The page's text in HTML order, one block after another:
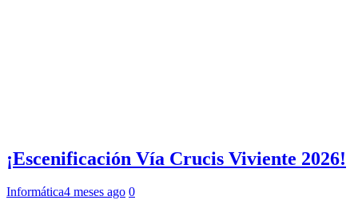
¡Escenificación Vía Crucis Viviente 2026!
Informática4 meses ago 0